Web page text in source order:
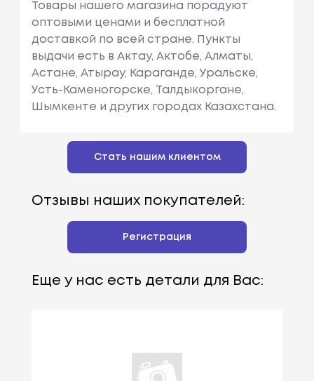
Товары нашего магазина порадуют
оптовыми ценами и бесплатной
доставкой по всей стране. Пункты
выдачи есть в Актау, Актобе, Алматы,
Астане, Атырау, Караганде, Уральске,
Усть-Каменогорске, Талдыкоргане,
Шымкенте и других городах Казахстана.
Стать нашим клиентом
Отзывы наших покупателей:
Регистрация
Еще у нас есть детали для Вас: